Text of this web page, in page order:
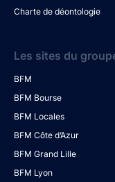
Charte de déontologie
Les sites du
BFM
BFM Bourse
BFM Locales
BFM Côte d’Azur
BFM Grand Lille
BFM Lyon